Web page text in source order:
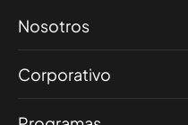
Nosotros
Corporativo